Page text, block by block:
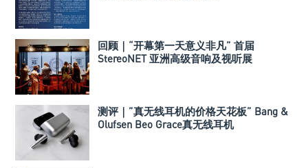
回顾｜“开幕第一天意义非凡” 首届
StereoNET 亚洲高级音响及视听展
测评｜”真无线耳机的价格天花板” Bang &
Olufsen Beo Grace真无线耳机